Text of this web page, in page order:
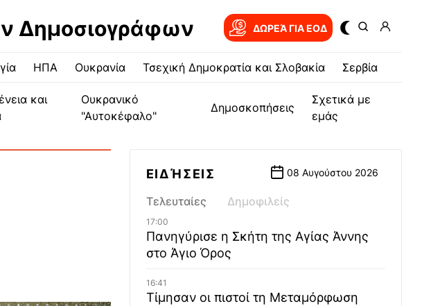
Δημοσιογράφων ΔΩΡΕΆ ΓΙΑ EOΔ
ΗΠΑ Ουκρανία Τσεχική Δημοκρατία και Σλοβακία Σερβία
και
Ουκρανικό
"Αυτοκέφαλο"
Δημοσκοπήσεις
Σχετικά με
εμάς
ΕΙΔΉΣΕΙΣ 08 Αυγούστου 2026
Τελευταίες Δημοφιλείς
17:00
Πανηγύρισε η Σκήτη της Αγίας Άννης
στο Άγιο Όρος
16:41
Τίμησαν οι πιστοί τη Μεταμόρφωση